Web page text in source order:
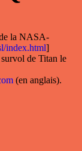
la NASA-
index.html]
de Titan le
(en anglais).